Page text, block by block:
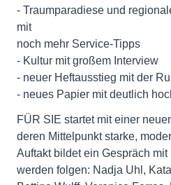
- Traumparadiese und
mit
noch mehr Service-Tipps
- Kultur mit großem Interview
- neuer Heftausstieg mit der
- neues Papier mit deutlich
FÜR SIE startet mit einer
deren Mittelpunkt starke,
Auftakt bildet ein Gespräch
werden folgen: Nadja Uhl,